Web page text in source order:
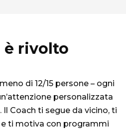
è rivolto
di 12/15 persone – ogni
personalizzata
Coach ti segue da vicino, ti
ti motiva con programmi